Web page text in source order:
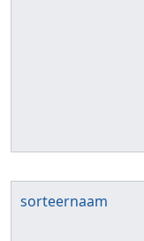
sorteernaam